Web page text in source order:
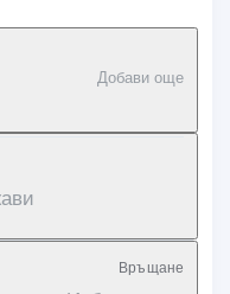
Добави още
Връщане